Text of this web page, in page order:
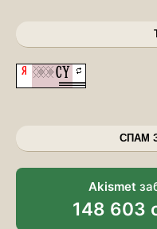
СПАМ
Akismet
148 603